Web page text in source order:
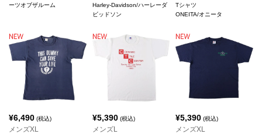
ーツオブザルーム
Harley-Davidson/ハーレーダ
ビッドソン
Tシャツ
ONEITA/オニータ
¥6,490 (税込)
メンズXL
¥5,390(税込)
メンズL
¥5,390 (税込)
メンズXL